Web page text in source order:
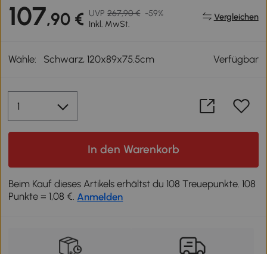
107,90 € UVP 267,90 € -59%
Inkl. MwSt.
Vergleichen
Wähle: Schwarz, 120x89x75.5cm Verfügbar
In den Warenkorb
Beim Kauf dieses Artikels erhältst du 108 Treuepunkte. 108
Punkte = 1,08 €. Anmelden